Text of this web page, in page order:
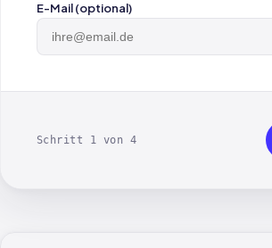
E-Mail (optional)
Schritt 1 von 4